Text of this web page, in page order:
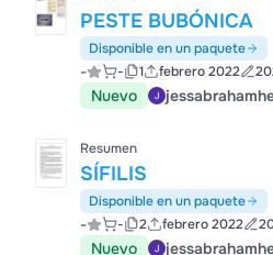
PESTE BUBÓNICA
Disponible en un paquete
- - 1 febrero 2022
Nuevo
Resumen
SÍFILIS
Disponible en un paquete
- - 2 febrero 2022
Nuevo